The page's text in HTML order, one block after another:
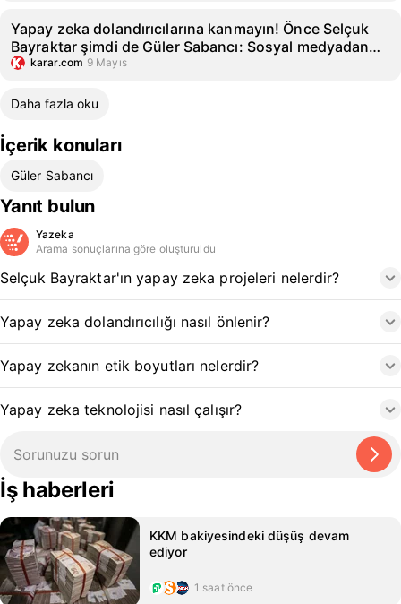
Yapay zeka dolandırıcılarına kanmayın! Önce Selçuk
Bayraktar şimdi de Güler Sabancı: Sosyal medyadan
uyardı
karar.com 9 Mayıs
Daha fazla oku
İçerik konuları
Güler Sabancı
Yanıt bulun
Yazeka
Arama sonuçlarına göre oluşturuldu
Selçuk Bayraktar'ın yapay zeka projeleri nelerdir?
Yapay zeka dolandırıcılığı nasıl önlenir?
Yapay zekanın etik boyutları nelerdir?
Yapay zeka teknolojisi nasıl çalışır?
İş haberleri
KKM bakiyesindeki düşüş devam
ediyor
1 saat önce